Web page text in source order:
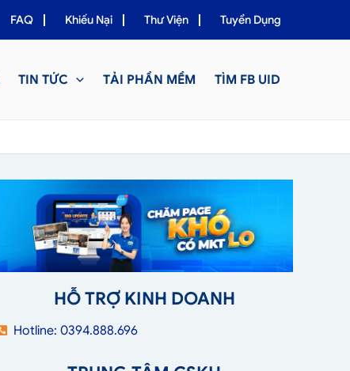
FAQ Khiếu Nại Thư Viện Tuyển Dụng
TIN TỨC TẢI PHẦN MỀM TÌM FB UID
HỖ TRỢ KINH DOANH
Hotline: 0394.888.696